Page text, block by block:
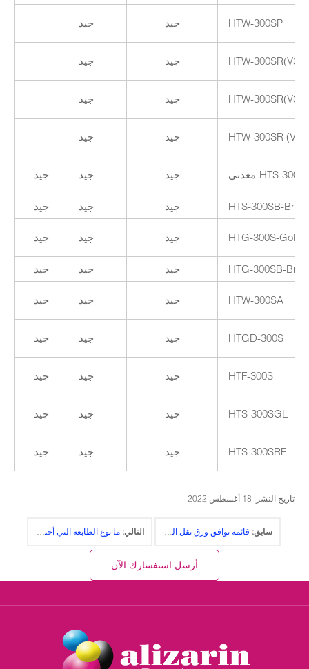
HTW-300SP جيد جيد
HTW- جيد جيد
HTW- جيد جيد
HTW-300SR جيد جيد
HTS-300S-معدني جيد جيد جيد
HTS-300SB- جيد جيد جيد
HTG-300S- جيد جيد جيد
HTG-300SB- جيد جيد جيد
HTW-300SA جيد جيد جيد
HTGD-300S جيد جيد جيد
HTF-300S جيد جيد جيد
HTS-300SGL جيد جيد جيد
HTS-300SRF جيد جيد جيد
تاريخ النشر: 18 أغسطس 2022
سابق: قائمة توافق ورق نقل الليزر مع طابعات الليزر Oki C5600~5900 | AlizarinChina.com التالي: ما نوع الطابعة التي أحتاجها للطباعة بشكل أفضل على ورق نقل الحبر؟
أرسل استفسارك الآن